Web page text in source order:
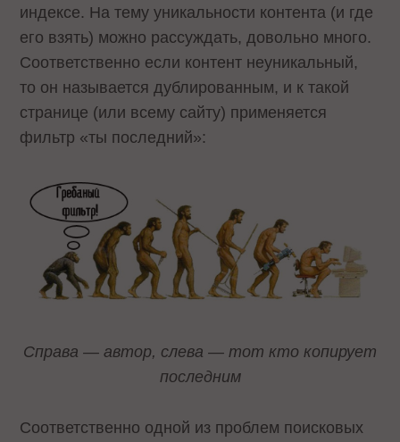
индексе. На тему уникальности контента (и где
его взять) можно рассуждать, довольно много.
Соответственно если контент неуникальный,
то он называется дублированным, и к такой
странице (или всему сайту) применяется
фильтр «ты последний»:
Справа — автор, слева — тот кто копирует
последним
Соответственно одной из проблем поисковых